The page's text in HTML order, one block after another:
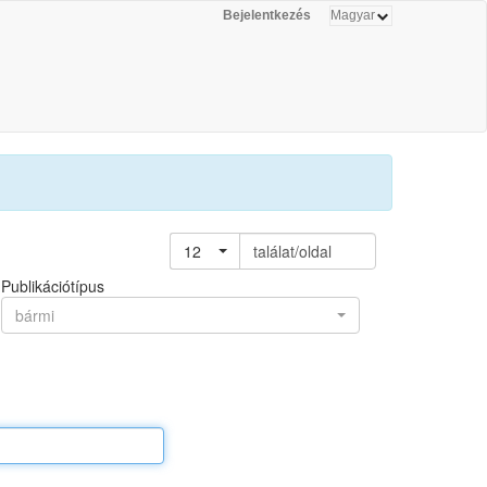
Bejelentkezés
12
találat/oldal
Publikációtípus
bármi